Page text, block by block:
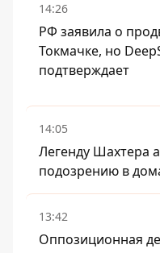
14:26
РФ заявила о
Токмачке, но
подтверждает
14:05
Легенду Шахтера
подозрению в
13:42
Оппозиционная